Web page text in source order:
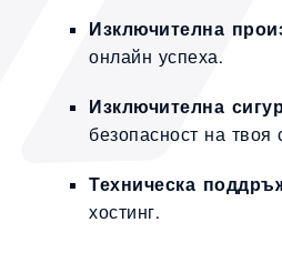
Изключителна
онлайн успеха.
Изключителна
безопасност на твоя
Техническа
хостинг.